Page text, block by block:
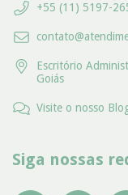
+55 (11) 5197-
Escritório
Goiás
Visite o nosso
Siga nossas